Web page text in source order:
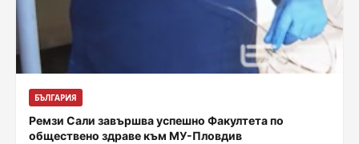
БЪЛГАРИЯ
Ремзи Сали завършва успешно Факултета по
обществено здраве към МУ-Пловдив